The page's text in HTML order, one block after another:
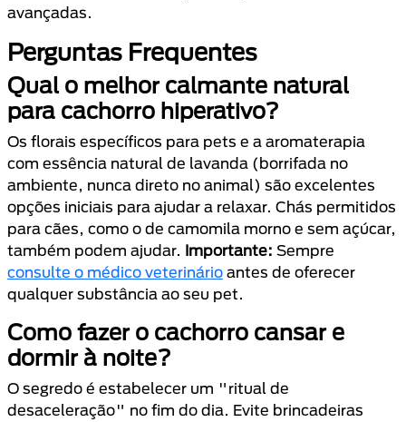
avançadas.
Perguntas Frequentes
Qual o melhor calmante natural
para cachorro hiperativo?
Os florais específicos para pets e a aromaterapia
com essência natural de lavanda (borrifada no
ambiente, nunca direto no animal) são excelentes
opções iniciais para ajudar a relaxar. Chás permitidos
para cães, como o de camomila morno e sem açúcar,
também podem ajudar. Importante: Sempre
consulte o médico veterinário antes de oferecer
qualquer substância ao seu pet.
Como fazer o cachorro cansar e
dormir à noite?
O segredo é estabelecer um "ritual de
desaceleração" no fim do dia. Evite brincadeiras